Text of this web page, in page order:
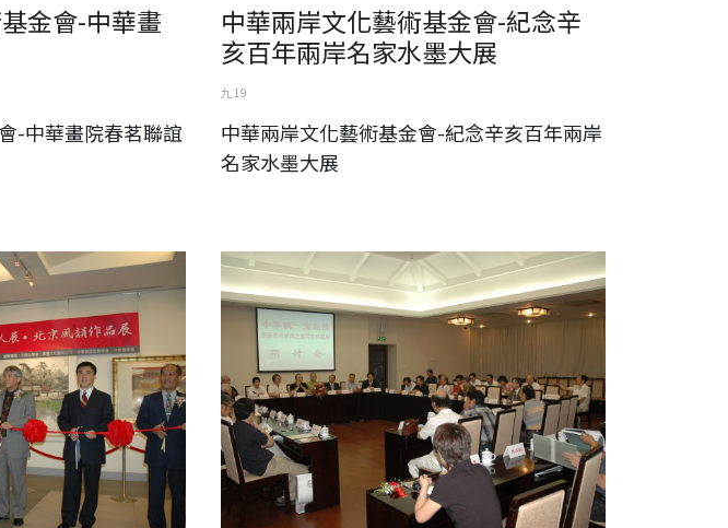
金會-中華畫
-中華畫院春茗聯誼
中華兩岸文化藝術基金會-紀念辛
亥百年兩岸名家水墨大展
九 19
中華兩岸文化藝術基金會-紀念辛亥百年兩岸
名家水墨大展
水墨十人展 北京風韻作品
中華兩岸文化藝術基金會-中華魂‧寶島情 華辰藝術采風之旅
寫生作品展